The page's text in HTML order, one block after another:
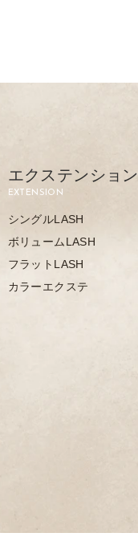
エクステンション
EXTENSION
シングルLASH
ボリュームLASH
フラットLASH
カラーエクステ